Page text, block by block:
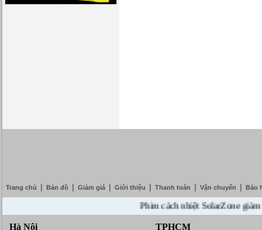
Trang chủ Bản đồ Giảm giá Giới thiệu Thanh toán Vận chuyển Bảo
Phim cách nhiệt SolarZone giảm
Hà Nội TPHCM